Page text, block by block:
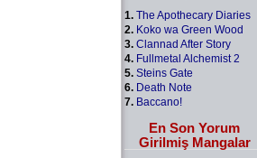
1. The Apothecary Diaries
2. Koko wa Green Wood
3. Clannad After Story
4. Fullmetal Alchemist 2
5. Steins Gate
6. Death Note
7. Baccano!
En Son Yorum
Girilmiş Mangalar